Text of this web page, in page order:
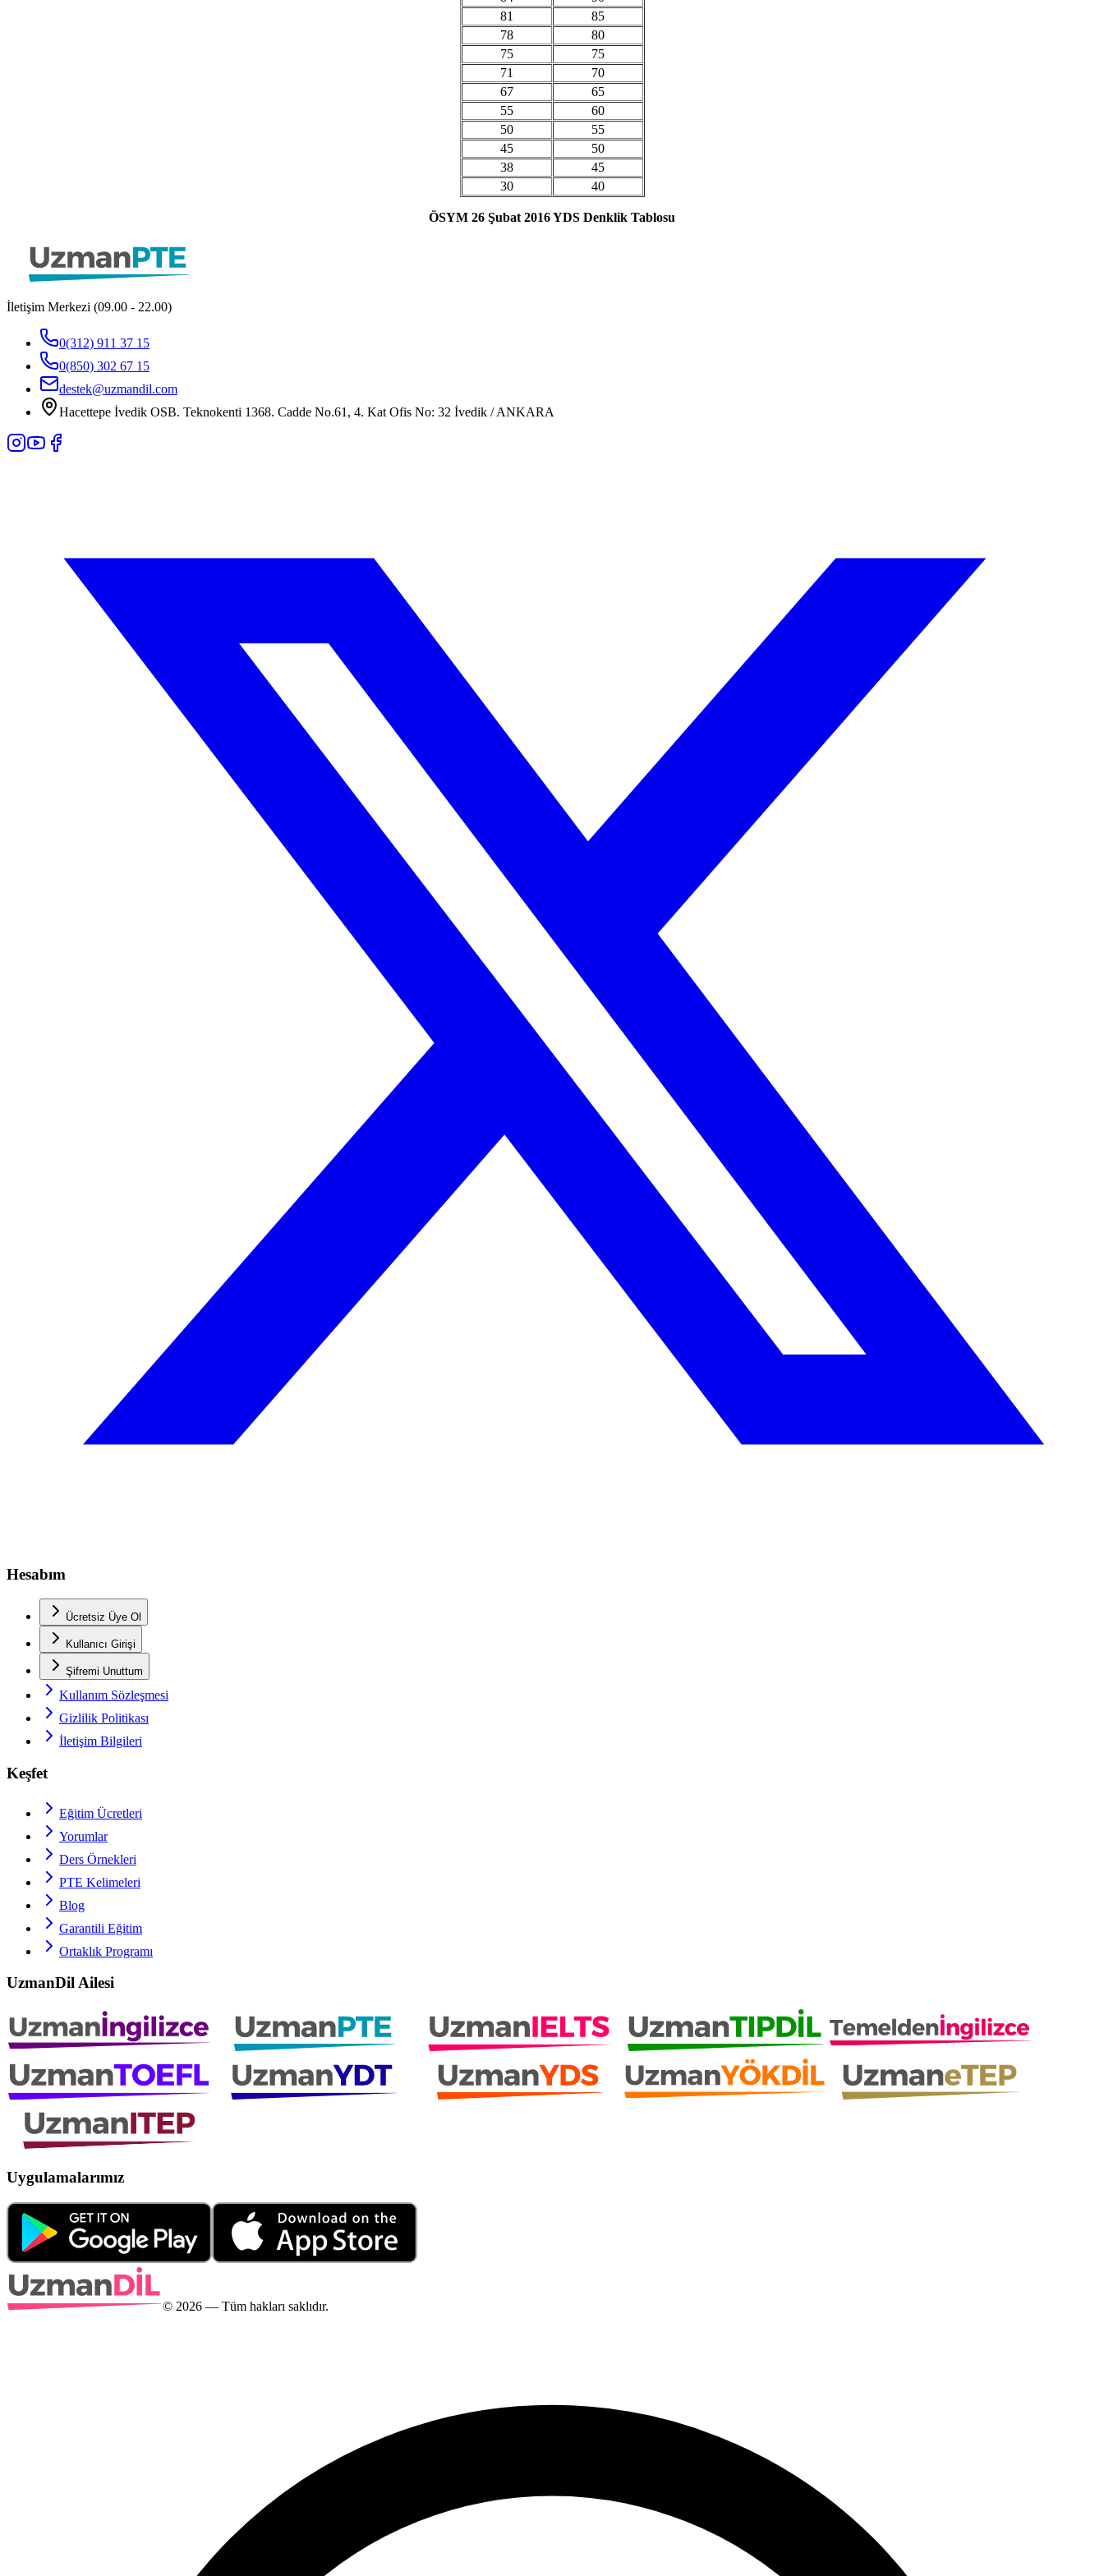
81
85
78
80
75
75
71
70
67
65
55
60
50
55
45
50
38
45
30
40
ÖSYM 26 Şubat 2016 YDS Denklik Tablosu
İletişim Merkezi (09.00 - 22.00)
0(312) 911 37 15
0(850) 302 67 15
destek@uzmandil.com
Hacettepe İvedik OSB. Teknokenti 1368. Cadde No.61, 4. Kat Ofis No: 32 İvedik / ANKARA
Hesabım
Ücretsiz Üye Ol
Kullanıcı Girişi
Şifremi Unuttum
Kullanım Sözleşmesi
Gizlilik Politikası
İletişim Bilgileri
Keşfet
Eğitim Ücretleri
Yorumlar
Ders Örnekleri
PTE Kelimeleri
Blog
Garantili Eğitim
Ortaklık Programı
UzmanDil Ailesi
Uygulamalarımız
© 2026 — Tüm hakları saklıdır.